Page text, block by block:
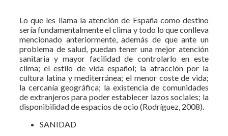
Lo que les llama la atención de España como destino
sería fundamentalmente el clima y todo lo que conlleva
mencionado anteriormente, además de que ante un
problema de salud, puedan tener una mejor atención
sanitaria y mayor facilidad de controlarlo en este
clima; el estilo de vida español; la atracción por la
cultura latina y mediterránea; el menor coste de vida;
la cercanía geográfica; la existencia de comunidades
de extranjeros para poder establecer lazos sociales; la
disponibilidad de espacios de ocio (Rodríguez, 2008).
SANIDAD